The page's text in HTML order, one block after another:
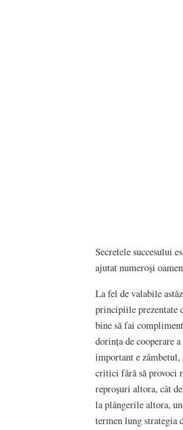
Secretele succesului
ajutat numeroși
La fel de valabile
principiile prezentate
bine să fai
dorința de cooperare
important e
critici fără să provoci
reproșuri altora, cât
la plângerile altora,
termen lung strategia